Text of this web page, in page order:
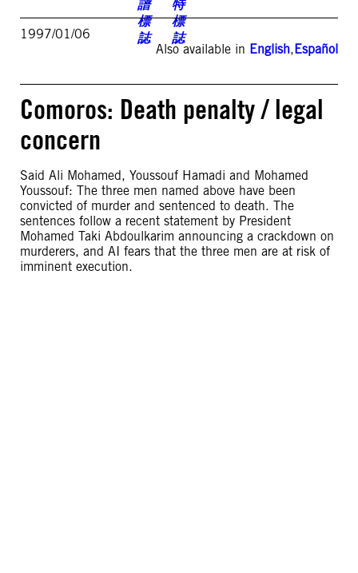
1997/01/06
Also available in English,Español
Comoros: Death penalty / legal
concern
Said Ali Mohamed, Youssouf Hamadi and Mohamed
Youssouf: The three men named above have been
convicted of murder and sentenced to death. The
sentences follow a recent statement by President
Mohamed Taki Abdoulkarim announcing a crackdown on
murderers, and AI fears that the three men are at risk of
imminent execution.